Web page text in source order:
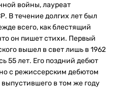
войны, лауреат
В течение долгих лет был
всего, как блестящий
он пишет стихи. Первый
вышел в свет лишь в 1962
55 лет. Его поздний дебют
с режиссерским дебютом
в том же году